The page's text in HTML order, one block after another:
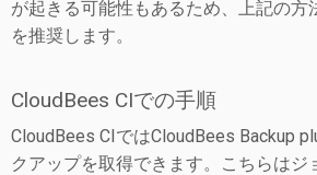
が起きる可能性もあるため、上記の方
を推奨します。
CloudBees CIでの手順
CloudBees CIではCloudBees Backup
クアップを取得できます。こちらはジ